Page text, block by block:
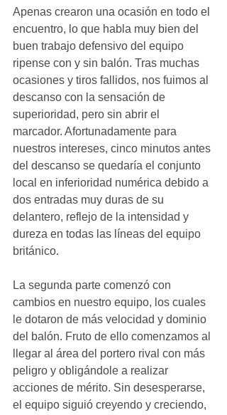
Apenas crearon una ocasión en todo el
encuentro, lo que habla muy bien del
buen trabajo defensivo del equipo
ripense con y sin balón. Tras muchas
ocasiones y tiros fallidos, nos fuimos al
descanso con la sensación de
superioridad, pero sin abrir el
marcador. Afortunadamente para
nuestros intereses, cinco minutos antes
del descanso se quedaría el conjunto
local en inferioridad numérica debido a
dos entradas muy duras de su
delantero, reflejo de la intensidad y
dureza en todas las líneas del equipo
británico.
La segunda parte comenzó con
cambios en nuestro equipo, los cuales
le dotaron de más velocidad y dominio
del balón. Fruto de ello comenzamos al
llegar al área del portero rival con más
peligro y obligándole a realizar
acciones de mérito. Sin desesperarse,
el equipo siguió creyendo y creciendo,